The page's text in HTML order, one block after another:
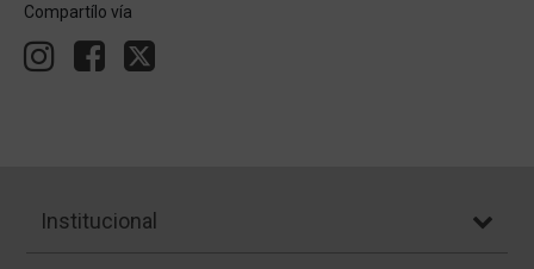
Compartílo vía
Institucional